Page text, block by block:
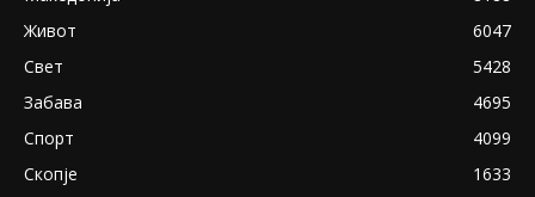
Живот
6047
Свет
5428
Забава
4695
Спорт
4099
Скопје
1633